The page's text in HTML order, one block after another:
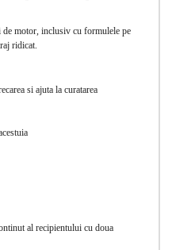
de motor, inclusiv cu formulele pe
ridicat.
si ajuta la curatarea
al recipientului cu doua